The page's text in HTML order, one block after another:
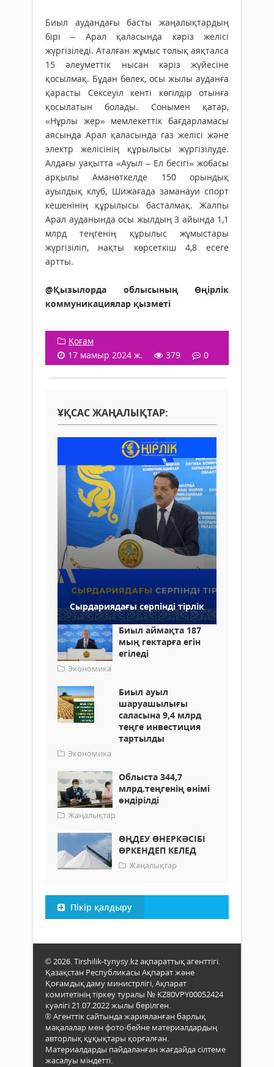
Биыл аудандағы басты жаңалықтардың
бірі – Арал қаласында кәріз желісі
жүргізіледі. Аталған жұмыс толық аяқталса
15 әлеуметтік нысан кәріз жүйесіне
қосылмақ. Бұдан бөлек, осы жылы ауданға
қарасты Сексеуіл кенті көгілдір отынға
қосылатын болады. Сонымен қатар,
«Нұрлы жер» мемлекеттік бағдарламасы
аясында Арал қаласында газ желісі және
электр желісінің құрылысы жүргізілуде.
Алдағы уақытта «Ауыл – Ел бесігі» жобасы
арқылы Аманөткелде 150 орындық
ауылдық клуб, Шижағада заманауи спорт
кешенінің құрылысы басталмақ. Жалпы
Арал ауданында осы жылдың 3 айында 1,1
млрд теңгенің құрылыс жұмыстары
жүргізіліп, нақты көрсеткіш 4,8 есеге
артты.
@Қызылорда облысының Өңірлік
коммуникациялар қызметі
Қоғам
17 мамыр 2024 ж.
379 0
ҰҚСАС ЖАҢАЛЫҚТАР:
Сырдариядағы серпінді тірлік
Биыл аймақта 187
мың гектарға егін
егіледі
Экономика
Биыл ауыл
шаруашылығы
саласына 9,4 млрд
теңге инвестиция
тартылды
Экономика
Облыста 344,7
млрд.теңгенің өнімі
өндірілді
Жаңалықтар
ӨҢДЕУ ӨНЕРКӘСІБІ
ӨРКЕНДЕП КЕЛЕД
Жаңалықтар
Пікір қалдыру
© 2026. Tirshilik-tynysy.kz ақпараттық агенттігі.
Қазақстан Республикасы Ақпарат және
Қоғамдық даму министрлігі, Ақпарат
комитетінің тіркеу туралы № KZ80VPY00052424
куәлігі 21.07.2022 жылы берілген.
® Агенттік сайтында жарияланған барлық
мақалалар мен фото-бейне материалдардың
авторлық құқықтары қорғалған.
Материалдарды пайдаланған жағдайда сілтеме
жасалуы міндетті.